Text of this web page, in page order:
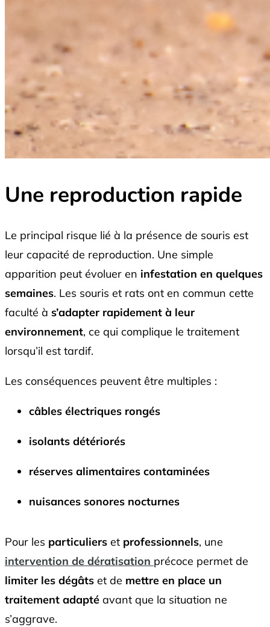
Une reproduction rapide
Le principal risque lié à la présence de souris est
leur capacité de reproduction. Une simple
apparition peut évoluer en infestation en quelques
semaines. Les souris et rats ont en commun cette
faculté à s’adapter rapidement à leur
environnement, ce qui complique le traitement
lorsqu’il est tardif.
Les conséquences peuvent être multiples :
câbles électriques rongés
isolants détériorés
réserves alimentaires contaminées
nuisances sonores nocturnes
Pour les particuliers et professionnels, une
intervention de dératisation précoce permet de
limiter les dégâts et de mettre en place un
traitement adapté avant que la situation ne
s’aggrave.